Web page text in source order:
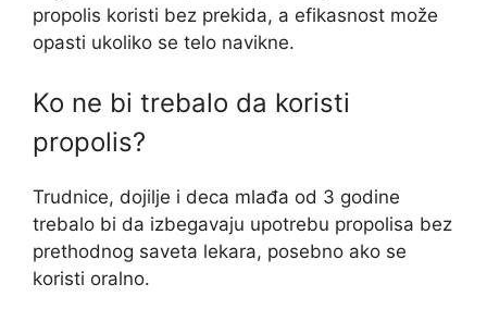
propolis koristi bez prekida, a efikasnost može
opasti ukoliko se telo navikne.
Ko ne bi trebalo da koristi
propolis?
Trudnice, dojilje i deca mlađa od 3 godine
trebalo bi da izbegavaju upotrebu propolisa bez
prethodnog saveta lekara, posebno ako se
koristi oralno.